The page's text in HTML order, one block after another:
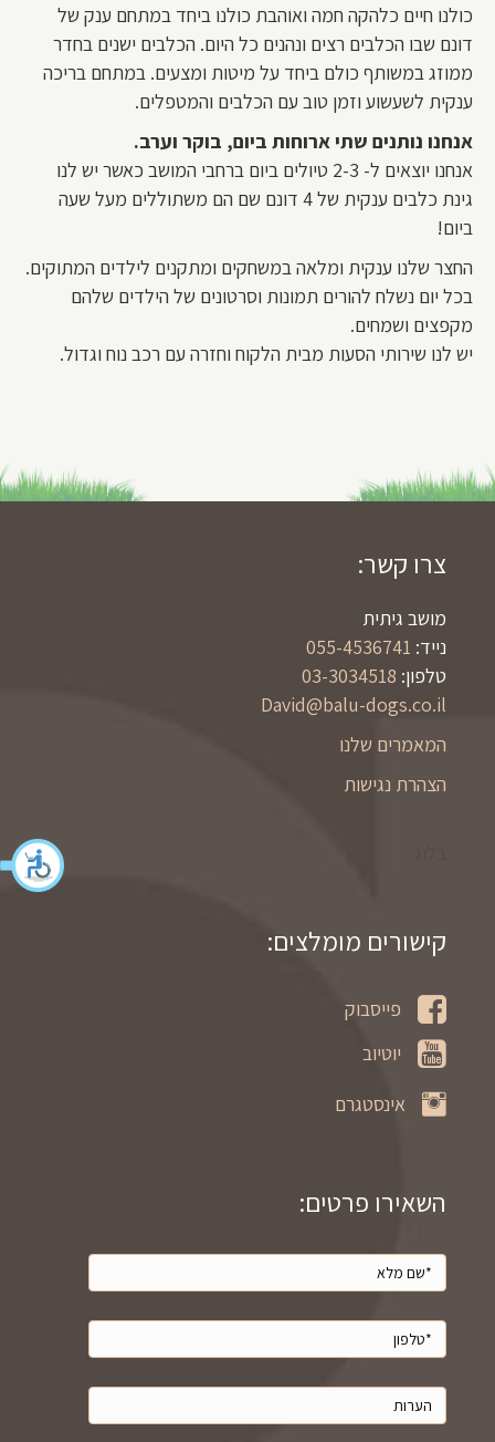
כולנו חיים כלהקה חמה ואוהבת כולנו ביחד במתחם ענק של
דונם שבו הכלבים רצים ונהנים כל היום. הכלבים ישנים בחדר
ממוזג במשותף כולם ביחד על מיטות ומצעים. במתחם בריכה
ענקית לשעשוע וזמן טוב עם הכלבים והמטפלים.
אנחנו נותנים שתי ארוחות ביום, בוקר וערב.
אנחנו יוצאים ל- 2-3 טיולים ביום ברחבי המושב כאשר יש לנו
גינת כלבים ענקית של 4 דונם שם הם משתוללים מעל שעה
ביום!
החצר שלנו ענקית ומלאה במשחקים ומתקנים לילדים המתוקים.
בכל יום נשלח להורים תמונות וסרטונים של הילדים שלהם
מקפצים ושמחים.
יש לנו שירותי הסעות מבית הלקוח וחזרה עם רכב נוח וגדול.
צרו קשר:
מושב גיתית
נייד: 055-4536741
טלפון: 03-3034518
David@balu-dogs.co.il
המאמרים שלנו
הצהרת נגישות
קישורים מומלצים:
פייסבוק
יוטיוב
אינסטגרם
השאירו פרטים: